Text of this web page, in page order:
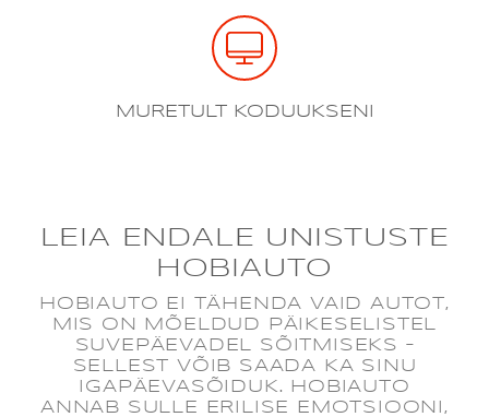
MURETULT KODUUKSENI
LEIA ENDALE UNISTUSTE
HOBIAUTO
HOBIAUTO EI TÄHENDA VAID AUTOT,
MIS ON MÕELDUD PÄIKESELISTEL
SUVEPÄEVADEL SÕITMISEKS –
SELLEST VÕIB SAADA KA SINU
IGAPÄEVASÕIDUK. HOBIAUTO
ANNAB SULLE ERILISE EMOTSIOONI,